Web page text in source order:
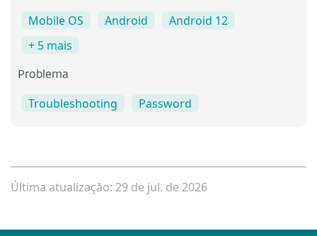
Mobile OS Android
Android 12
+ 5 mais
Problema
Troubleshooting Password
Última atualizaçăo: 29 de jul. de 2026